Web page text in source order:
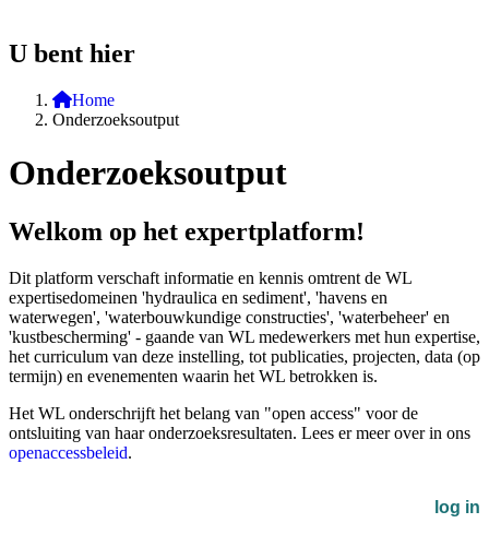
U bent hier
Home
Onderzoeksoutput
Onderzoeksoutput
Welkom op het expertplatform!
Dit platform verschaft informatie en kennis omtrent de WL
expertisedomeinen 'hydraulica en sediment', 'havens en
waterwegen', 'waterbouwkundige constructies', 'waterbeheer' en
'kustbescherming' - gaande van WL medewerkers met hun expertise,
het curriculum van deze instelling, tot publicaties, projecten, data (op
termijn) en evenementen waarin het WL betrokken is.
Het WL onderschrijft het belang van "open access" voor de
ontsluiting van haar onderzoeksresultaten. Lees er meer over in ons
openaccessbeleid.
log in